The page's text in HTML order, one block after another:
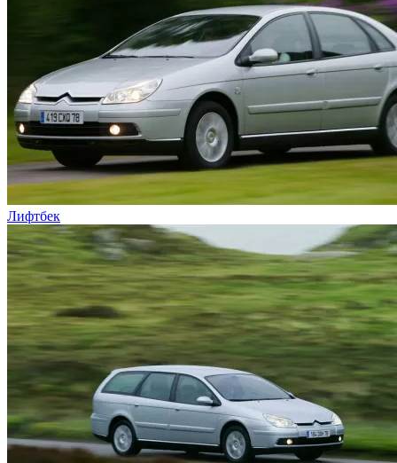
Лифтбек